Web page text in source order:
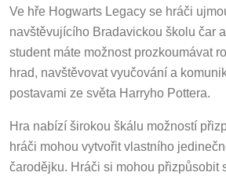
Ve hře Hogwarts Legacy se hráči
navštěvujícího Bradavickou školu čar
student máte možnost prozkoumávat
hrad, navštěvovat vyučování a
postavami ze světa Harryho Pottera.
Hra nabízí širokou škálu možností
hráči mohou vytvořit vlastního
čarodějku. Hráči si mohou přizpůsobit